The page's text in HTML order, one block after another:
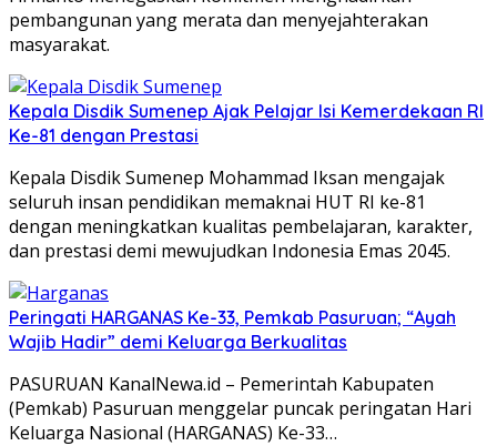
pembangunan yang merata dan menyejahterakan
masyarakat.
Kepala Disdik Sumenep Ajak Pelajar Isi Kemerdekaan RI
Ke-81 dengan Prestasi
Kepala Disdik Sumenep Mohammad Iksan mengajak
seluruh insan pendidikan memaknai HUT RI ke-81
dengan meningkatkan kualitas pembelajaran, karakter,
dan prestasi demi mewujudkan Indonesia Emas 2045.
Peringati HARGANAS Ke-33, Pemkab Pasuruan; “Ayah
Wajib Hadir” demi Keluarga Berkualitas
PASURUAN KanalNewa.id – Pemerintah Kabupaten
(Pemkab) Pasuruan menggelar puncak peringatan Hari
Keluarga Nasional (HARGANAS) Ke-33…